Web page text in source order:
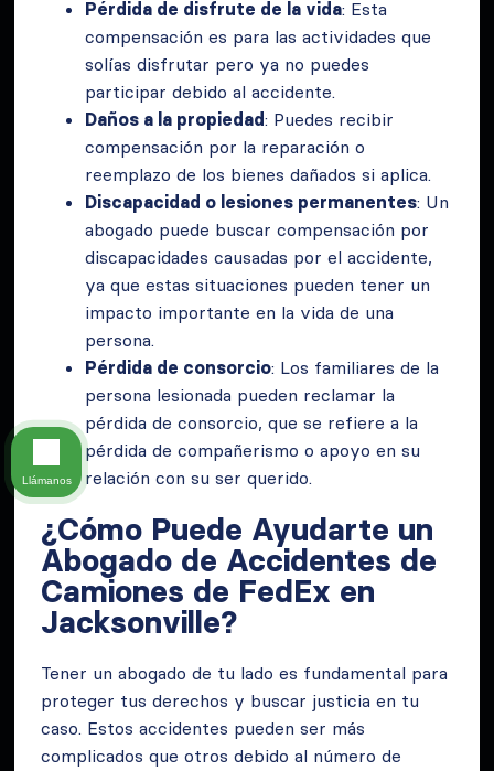
Pérdida de disfrute de la vida: Esta
compensación es para las actividades que
solías disfrutar pero ya no puedes
participar debido al accidente.
Daños a la propiedad: Puedes recibir
compensación por la reparación o
reemplazo de los bienes dañados si aplica.
Discapacidad o lesiones permanentes: Un
abogado puede buscar compensación por
discapacidades causadas por el accidente,
ya que estas situaciones pueden tener un
impacto importante en la vida de una
persona.
Pérdida de consorcio: Los familiares de la
persona lesionada pueden reclamar la
pérdida de consorcio, que se refiere a la
pérdida de compañerismo o apoyo en su
relación con su ser querido.
¿Cómo Puede Ayudarte un
Abogado de Accidentes de
Camiones de FedEx en
Jacksonville?
Tener un abogado de tu lado es fundamental para
proteger tus derechos y buscar justicia en tu
caso. Estos accidentes pueden ser más
complicados que otros debido al número de
Llámanos